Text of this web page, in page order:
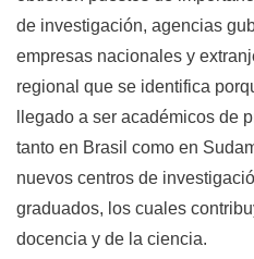
de investigación, agencias
empresas nacionales y
regional que se identifica
llegado a ser académicos de
tanto en Brasil como en
nuevos centros de
graduados, los cuales
docencia y de la ciencia.